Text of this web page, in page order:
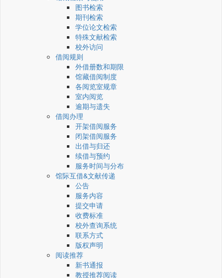
图书检索
期刊检索
学位论文检索
特殊文献检索
校外访问
借阅规则
外借册数和期限
馆藏借阅制度
各阅览室规章
室内阅览
逾期与遗失
借阅办理
开架借阅服务
闭架借阅服务
出借与归还
续借与预约
服务时间与分布
馆际互借&文献传递
公告
服务内容
提交申请
收费标准
校外查询系统
联系方式
版权声明
阅读推荐
新书通报
教授推荐阅读